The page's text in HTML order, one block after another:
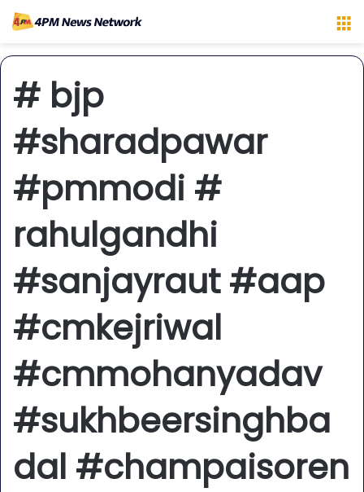
# bjp
#sharadpawar
#pmmodi #
rahulgandhi
#sanjayraut #aap
#cmkejriwal
#cmmohanyadav
#sukhbeersinghba
dal #champaisoren